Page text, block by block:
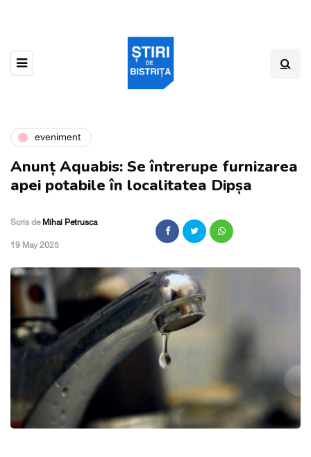
eveniment
Anunț Aquabis: Se întrerupe furnizarea
apei potabile în localitatea Dipșa
Scris de Mihai Petrusca
,19 May 2025